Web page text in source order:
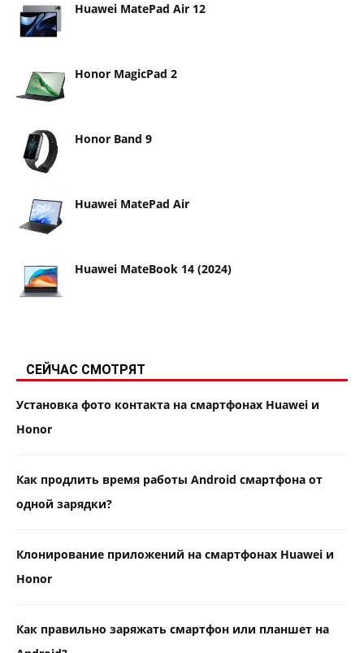
Huawei MatePad Air 12
Honor MagicPad 2
Honor Band 9
Huawei MatePad Air
Huawei MateBook 14 (2024)
СЕЙЧАС СМОТРЯТ
Установка фото контакта на смартфонах Huawei и
Honor
Как продлить время работы Android смартфона от
одной зарядки?
Клонирование приложений на смартфонах Huawei и
Honor
Как правильно заряжать смартфон или планшет на